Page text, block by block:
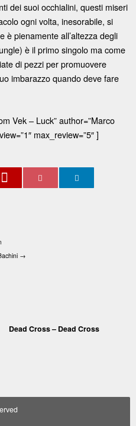
dei suoi occhialini, questi miseri
ogni volta, inesorabile, si
è pienamente all’altezza degli
è il primo singolo ma come
di pezzi per promuovere
imbarazzo quando deve fare
Vek – Luck” author=”Marco
max_review=”5″ ]
→
Dead Cross – Dead Cross